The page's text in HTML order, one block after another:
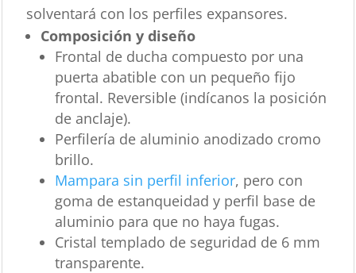
solventará con los perfiles expansores.
Composición y diseño
Frontal de ducha compuesto por una
puerta abatible con un pequeño fijo
frontal. Reversible (indícanos la posición
de anclaje).
Perfilería de aluminio anodizado cromo
brillo.
Mampara sin perfil inferior, pero con
goma de estanqueidad y perfil base de
aluminio para que no haya fugas.
Cristal templado de seguridad de 6 mm
transparente.